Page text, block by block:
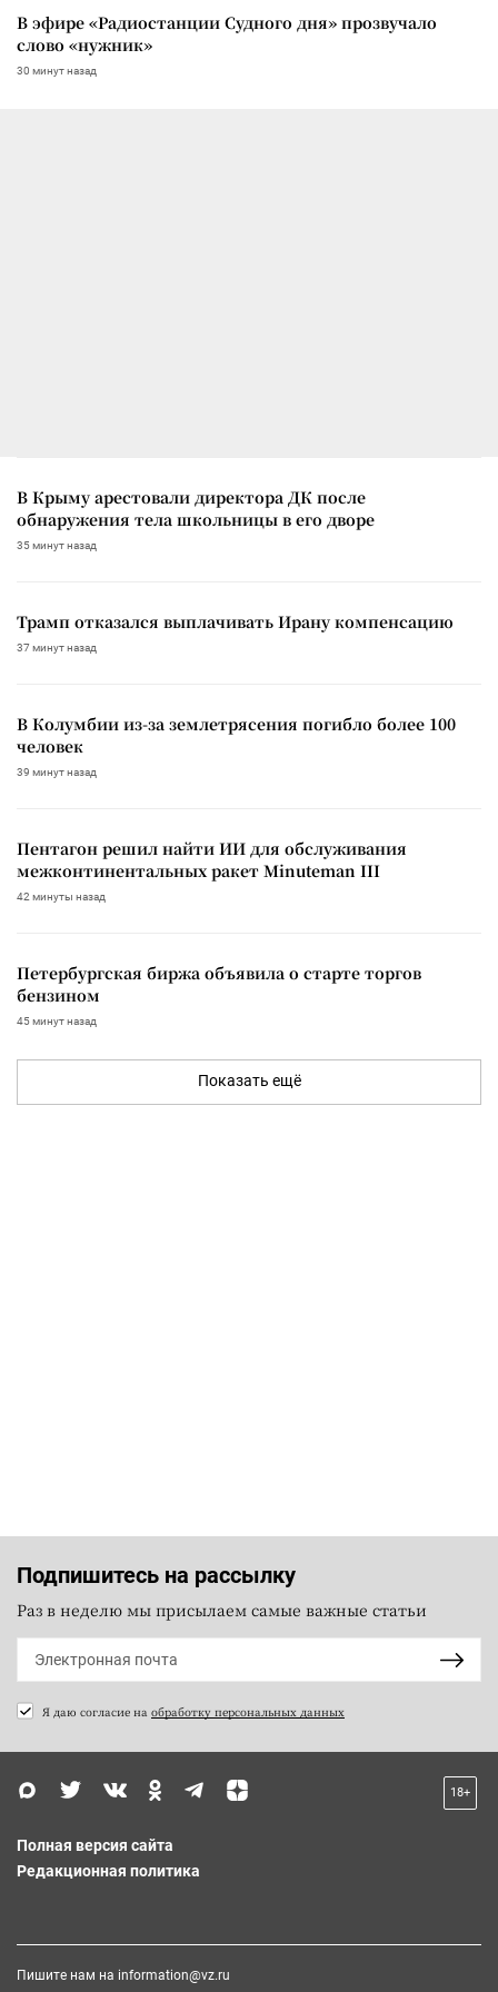
В эфире «Радиостанции Судного дня» прозвучало
слово «нужник»
30 минут назад
В Крыму арестовали директора ДК после
обнаружения тела школьницы в его дворе
35 минут назад
Трамп отказался выплачивать Ирану компенсацию
37 минут назад
В Колумбии из-за землетрясения погибло более 100
человек
39 минут назад
Пентагон решил найти ИИ для обслуживания
межконтинентальных ракет Minuteman III
42 минуты назад
Петербургская биржа объявила о старте торгов
бензином
45 минут назад
Показать ещё
Подпишитесь на рассылку
Раз в неделю мы присылаем самые важные статьи
Я даю согласие на обработку персональных данных
18+
Полная версия сайта
Редакционная политика
Пишите нам на information@vz.ru